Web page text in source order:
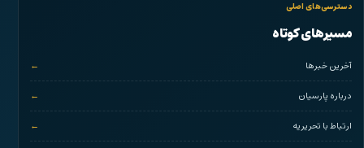
دسترسی‌های اصلی
مسیرهای کوتاه
آخرین خبرها
درباره پارسیان
ارتباط با تحریریه